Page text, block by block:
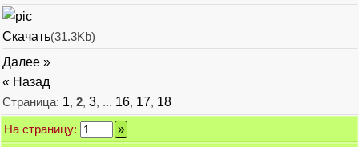
Скачать(31.3Kb)
Далее »
« Назад
Страница: 1, 2, 3, ... 16, 17, 18
На страницу: